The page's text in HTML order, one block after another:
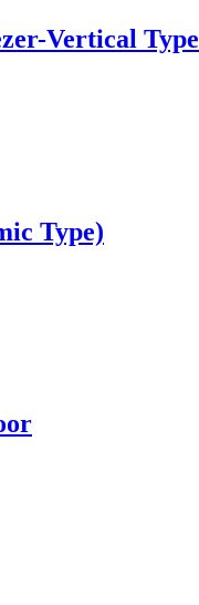
Vertical Type
Type)